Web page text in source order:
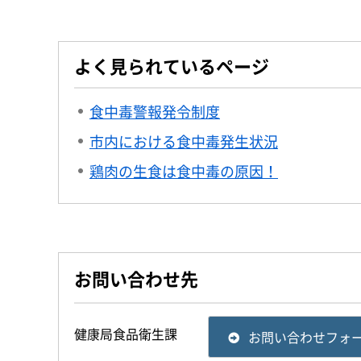
よく見られているページ
食中毒警報発令制度
市内における食中毒発生状況
鶏肉の生食は食中毒の原因！
お問い合わせ先
健康局食品衛生課 お問い合わせフォ